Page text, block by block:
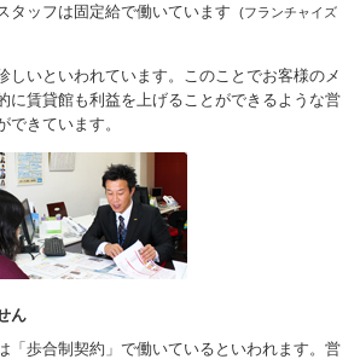
タッフは固定給で働いています
(フランチャイズ
しいといわれています。このことでお客様のメ
に賃貸館も利益を上げることができるような営
きています。
ん
「歩合制契約」で働いているといわれます。営